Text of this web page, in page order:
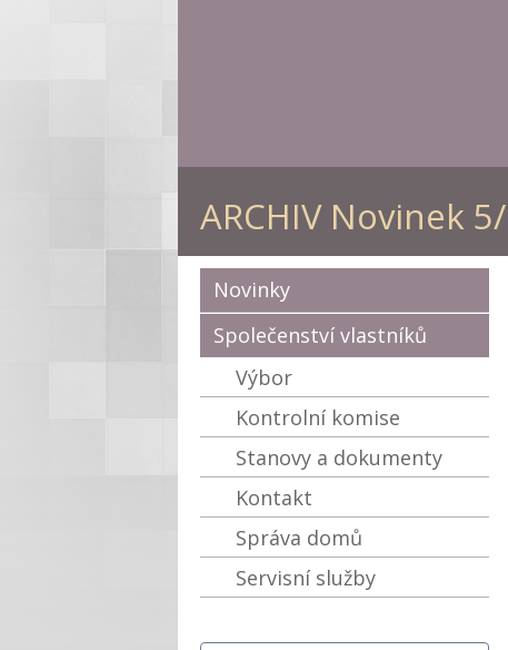
ARCHIV Novinek
Novinky
Společenství vlastníků
Výbor
Kontrolní komise
Stanovy a dokumenty
Kontakt
Správa domů
Servisní služby